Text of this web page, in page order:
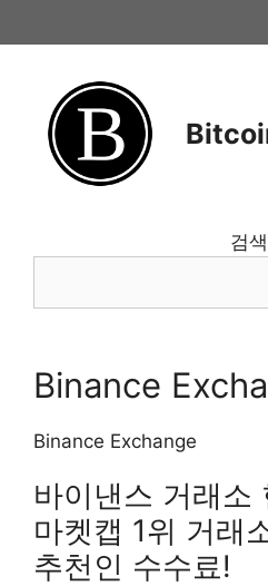
to
검색
Binance
Binance Exchange
바이낸스 거래소
마켓캡 1위 거래
추천인 수수료!